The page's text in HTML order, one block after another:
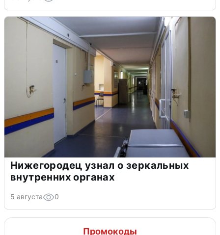
Нижегородец узнал о зеркальных
внутренних органах
5 августа 0
Промокоды